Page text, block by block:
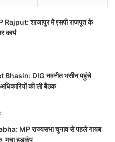
शाजापुर में एसपी राजपूत के
कार्य
Bhasin: DIG नवनीत भसीन पहुंचे
की ली बैठक
MP राज्यसभा चुनाव से पहले गायब
मचा हड़कंप